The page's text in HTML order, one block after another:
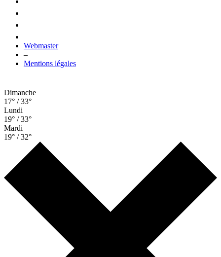
Webmaster
–
Mentions légales
Dimanche
17° / 33°
Lundi
19° / 33°
Mardi
19° / 32°